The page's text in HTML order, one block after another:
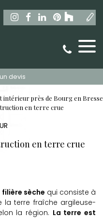
devis
intérieur près de Bourg en Bresse
en terre crue
en terre crue
sèche qui consiste à
terre fraîche argileuse-
la région. La terre est